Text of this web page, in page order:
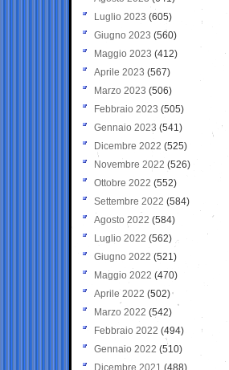
Luglio 2023 (605)
Giugno 2023 (560)
Maggio 2023 (412)
Aprile 2023 (567)
Marzo 2023 (506)
Febbraio 2023 (505)
Gennaio 2023 (541)
Dicembre 2022 (525)
Novembre 2022 (526)
Ottobre 2022 (552)
Settembre 2022 (584)
Agosto 2022 (584)
Luglio 2022 (562)
Giugno 2022 (521)
Maggio 2022 (470)
Aprile 2022 (502)
Marzo 2022 (542)
Febbraio 2022 (494)
Gennaio 2022 (510)
Dicembre 2021 (488)